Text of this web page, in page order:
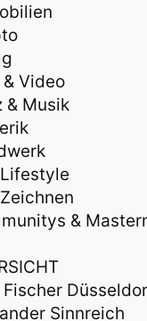
& Video
& Musik
Lifestyle
Zeichnen
&
Fischer
Sinnreich